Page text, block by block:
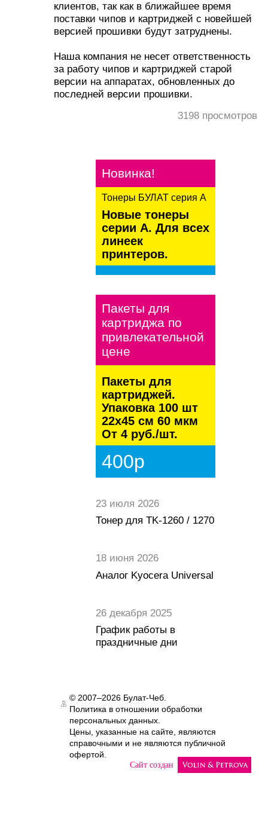
клиентов, так как в ближайшее время
поставки чипов и картриджей с новейшей
версией прошивки будут затруднены.
Наша компания не несет ответственность
за работу чипов и картриджей старой
версии на аппаратах, обновленных до
последней версии прошивки.
3198 просмотров
kaspersky
Новинка!
Тонеры БУЛАТ серия А
Новые тонеры
серии А. Для всех
линеек
принтеров.
Пакеты для
картриджа по
привлекательной
цене
Пакеты для
картриджей.
Упаковка 100 шт
22х45 см 60 мкм
От 4 руб./шт.
400р
23 июля 2026
Тонер для TK-1260 / 1270
18 июня 2026
Аналог Kyocera Universal
26 декабря 2025
График работы в
праздничные дни
Сайт создан
© 2007–2026 Булат-Чеб.
Политика в отношении обработки
персональных данных.
Цены, указанные на сайте, являются
справочными и не являются публичной
офертой.
Authorization